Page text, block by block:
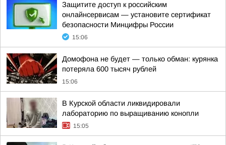
Защитите доступ к российским
онлайнсервисам — установите сертификат
безопасности Минцифры России
15:06
Домофона не будет — только обман: курянка
потеряла 600 тысяч рублей
15:06
В Курской области ликвидировали
лабораторию по выращиванию конопли
15:05